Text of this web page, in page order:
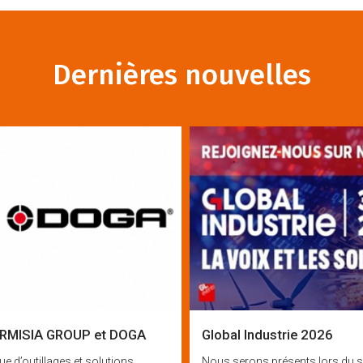
Dernières nouvelles
GROUP et DOGA Global Industrie 2026